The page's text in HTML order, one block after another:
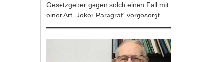
Gesetzgeber gegen solch einen Fall mit
einer Art „Joker-Paragraf“ vorgesorgt.